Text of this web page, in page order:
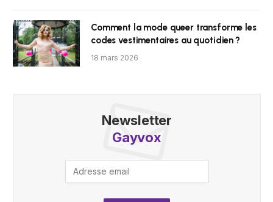
Comment la mode queer transforme les
codes vestimentaires au quotidien ?
18 mars 2026
Newsletter
Gayvox